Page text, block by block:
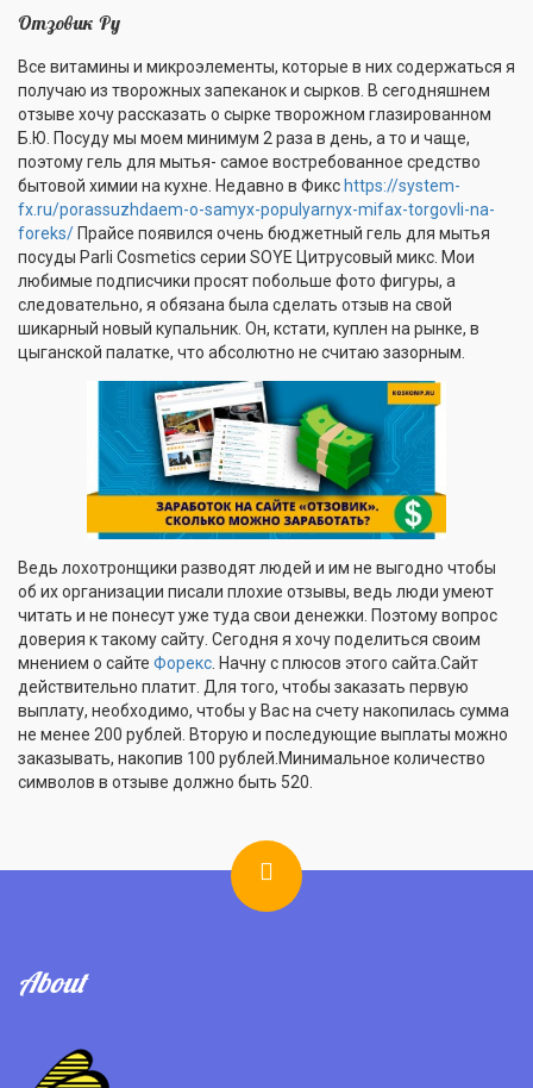
Отзовик Ру
Все витамины и микроэлементы, которые в них содержаться я
получаю из творожных запеканок и сырков. В сегодняшнем
отзыве хочу рассказать о сырке творожном глазированном
Б.Ю. Посуду мы моем минимум 2 раза в день, а то и чаще,
поэтому гель для мытья- самое востребованное средство
бытовой химии на кухне. Недавно в Фикс https://system-
fx.ru/porassuzhdaem-o-samyx-populyarnyx-mifax-torgovli-na-
foreks/ Прайсе появился очень бюджетный гель для мытья
посуды Parli Cosmetics серии SOYE Цитрусовый микс. Мои
любимые подписчики просят побольше фото фигуры, а
следовательно, я обязана была сделать отзыв на свой
шикарный новый купальник. Он, кстати, куплен на рынке, в
цыганской палатке, что абсолютно не считаю зазорным.
Ведь лохотронщики разводят людей и им не выгодно чтобы
об их организации писали плохие отзывы, ведь люди умеют
читать и не понесут уже туда свои денежки. Поэтому вопрос
доверия к такому сайту. Сегодня я хочу поделиться своим
мнением о сайте Форекс . Начну с плюсов этого сайта.Сайт
действительно платит. Для того, чтобы заказать первую
выплату, необходимо, чтобы у Вас на счету накопилась сумма
не менее 200 рублей. Вторую и последующие выплаты можно
заказывать, накопив 100 рублей.Минимальное количество
символов в отзыве должно быть 520.
About